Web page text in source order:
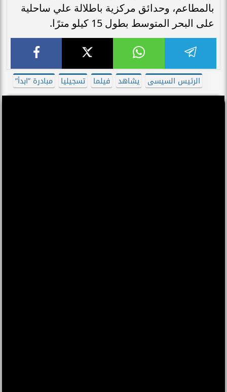
بالمطاعم، وحدائق مركزية باطلالة علي ساحلية
على البحر المتوسط بطول 15 كيلو مترًا.
الرئيس السيسى يشاهد فيلما تسجيليا مبادرة ”ابدأ”